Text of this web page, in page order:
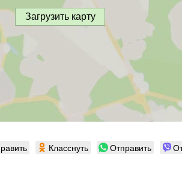
Загрузить карту
Класснуть Отправить